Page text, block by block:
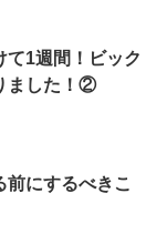
て1週間！ビック
ました！②
前にするべきこ